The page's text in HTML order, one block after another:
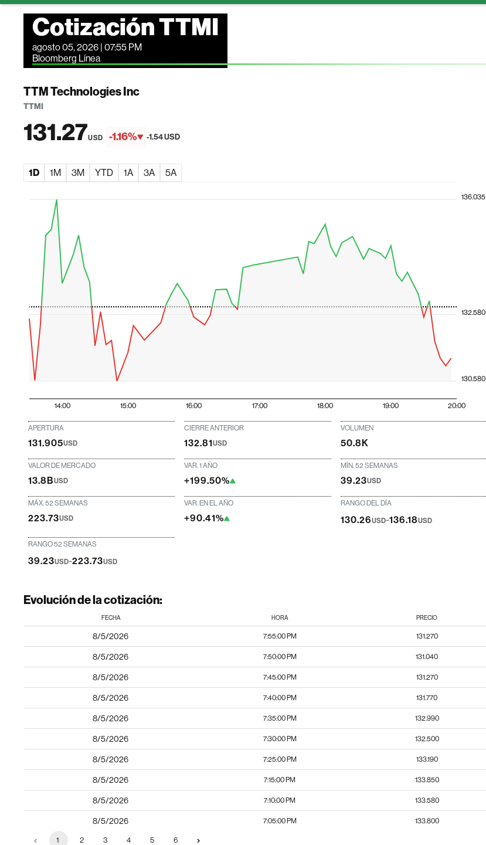
Cotización TTMI
agosto 05, 2026 | 07:55 PM
Bloomberg Línea
TTM Technologies Inc
TTMI
131.27USD -1.16% -1.54 USD
1D 1M 3M YTD 1A 3A 5A
14:00 15:00 16:00 17:00 18:00 19:00 20:00
130.580
132.580
136.035
APERTURA
131.905USD
CIERRE ANTERIOR
132.81USD
VOLUMEN
50.8K
VALOR DE MERCADO
13.8BUSD
VAR. 1 AÑO
+199.50%
MÍN. 52 SEMANAS
39.23USD
MÁX. 52 SEMANAS
223.73USD
VAR. EN EL AÑO
+90.41%
RANGO DEL DÍA
130.26USD-136.18USD
RANGO 52 SEMANAS
39.23USD-223.73USD
Evolución de la cotización:
FECHA HORA PRECIO
8/5/2026 7:55:00 PM 131.270
8/5/2026 7:50:00 PM 131.040
8/5/2026 7:45:00 PM 131.270
8/5/2026 7:40:00 PM 131.770
8/5/2026 7:35:00 PM 132.990
8/5/2026 7:30:00 PM 132.500
8/5/2026 7:25:00 PM 133.190
8/5/2026 7:15:00 PM 133.850
8/5/2026 7:10:00 PM 133.580
8/5/2026 7:05:00 PM 133.800
1 2 3 4 5 6